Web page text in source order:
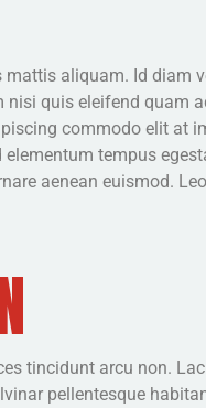
aliquam. Id diam
nisi quis eleifend quam
commodo elit at
tempus
aenean euismod.
tincidunt arcu non.
pellentesque